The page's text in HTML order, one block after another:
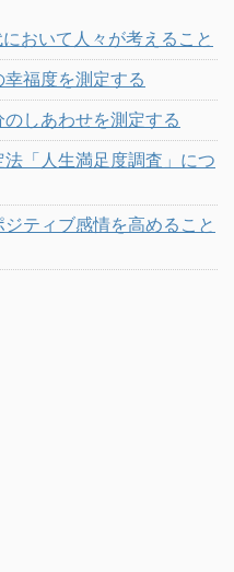
おいて人々が考えること
幸福度を測定する
のしあわせを測定する
「人生満足度調査」につ
ティブ感情を高めること